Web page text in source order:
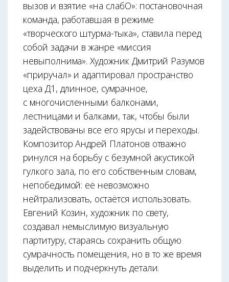
вызов и взятие «на слабО»: постановочная
команда, работавшая в режиме
«творческого штурма-тыка», ставила перед
собой задачи в жанре «миссия
невыполнима». Художник Дмитрий Разумов
«приручал» и адаптировал пространство
цеха Д1, длинное, сумрачное,
с многочисленными балконами,
лестницами и балками, так, чтобы были
задействованы все его ярусы и переходы.
Композитор Андрей Платонов отважно
ринулся на борьбу с безумной акустикой
гулкого зала, по его собственным словам,
непобедимой: её невозможно
нейтрализовать, остаётся использовать.
Евгений Козин, художник по свету,
создавал немыслимую визуальную
партитуру, стараясь сохранить общую
сумрачность помещения, но в то же время
выделить и подчеркнуть детали.